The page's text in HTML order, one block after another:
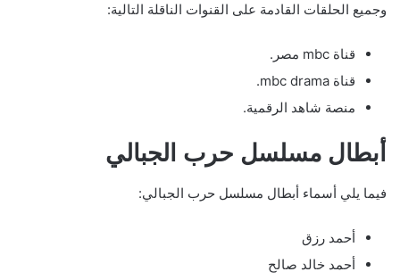
وجميع الحلقات القادمة على القنوات الناقلة التالية:
قناة mbc مصر.
قناة mbc drama.
منصة شاهد الرقمية.
أبطال مسلسل حرب الجبالي
فيما يلي أسماء أبطال مسلسل حرب الجبالي:
أحمد رزق
أحمد خالد صالح